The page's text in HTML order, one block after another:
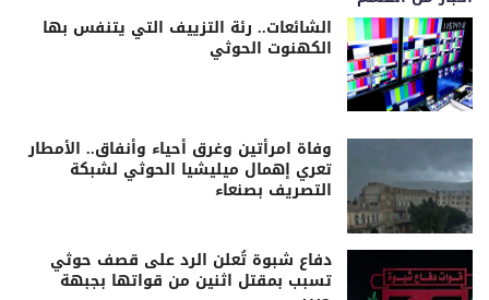
الشائعات.. رئة التزييف التي يتنفس بها
الكهنوت الحوثي
وفاة امرأتين وغرق أحياء وأنفاق.. الأمطار
تعري إهمال ميليشيا الحوثي لشبكة
التصريف بصنعاء
دفاع شبوة تُعلن الرد على قصف حوثي
تسبب بمقتل اثنين من قواتها بجبهة